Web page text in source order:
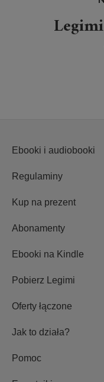
Ebooki i audiobooki
Regulaminy
Kup na prezent
Abonamenty
Ebooki na Kindle
Pobierz Legimi
Oferty łączone
Jak to działa?
Pomoc